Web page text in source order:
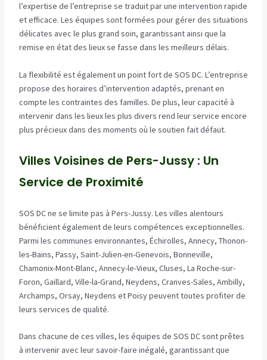
l’expertise de l’entreprise se traduit par une intervention rapide
et efficace. Les équipes sont formées pour gérer des situations
délicates avec le plus grand soin, garantissant ainsi que la
remise en état des lieux se fasse dans les meilleurs délais.
La flexibilité est également un point fort de SOS DC. L’entreprise
propose des horaires d’intervention adaptés, prenant en
compte les contraintes des familles. De plus, leur capacité à
intervenir dans les lieux les plus divers rend leur service encore
plus précieux dans des moments où le soutien fait défaut.
Villes Voisines de Pers-Jussy : Un
Service de Proximité
SOS DC ne se limite pas à Pers-Jussy. Les villes alentours
bénéficient également de leurs compétences exceptionnelles.
Parmi les communes environnantes, Échirolles, Annecy, Thonon-
les-Bains, Passy, Saint-Julien-en-Genevois, Bonneville,
Chamonix-Mont-Blanc, Annecy-le-Vieux, Cluses, La Roche-sur-
Foron, Gaillard, Ville-la-Grand, Neydens, Cranves-Sales, Ambilly,
Archamps, Orsay, Neydens et Poisy peuvent toutes profiter de
leurs services de qualité.
Dans chacune de ces villes, les équipes de SOS DC sont prêtes
à intervenir avec leur savoir-faire inégalé, garantissant que